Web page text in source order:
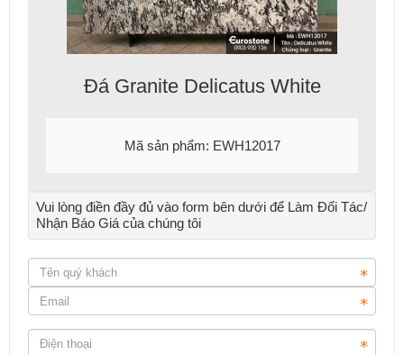
Đá Granite Delicatus White
Mã sản phẩm: EWH12017
Vui lòng điền đầy đủ vào form bên dưới để Làm Đối Tác/
Nhận Báo Giá của chúng tôi